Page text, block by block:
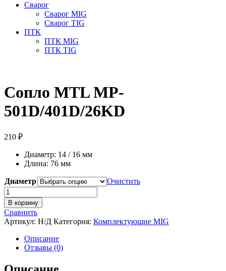
Сварог
Сварог MIG
Сварог TIG
ПТК
ПТК MIG
ПТК TIG
Сопло MTL MP-
501D/401D/26KD
210 ₽
Диаметр: 14 / 16 мм
Длина: 76 мм
Диаметр
Очистить
Количество
товара
Сопло
MTL
MP-
501D/401D/26KD
В корзину
Сравнить
Артикул: Н/Д Категория: Комплектующие MIG
Описание
Отзывы (0)